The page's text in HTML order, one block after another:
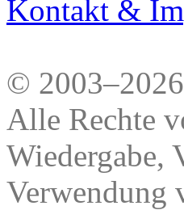
Kontakt &
©
Alle Rechte
Wiedergabe,
Verwendung